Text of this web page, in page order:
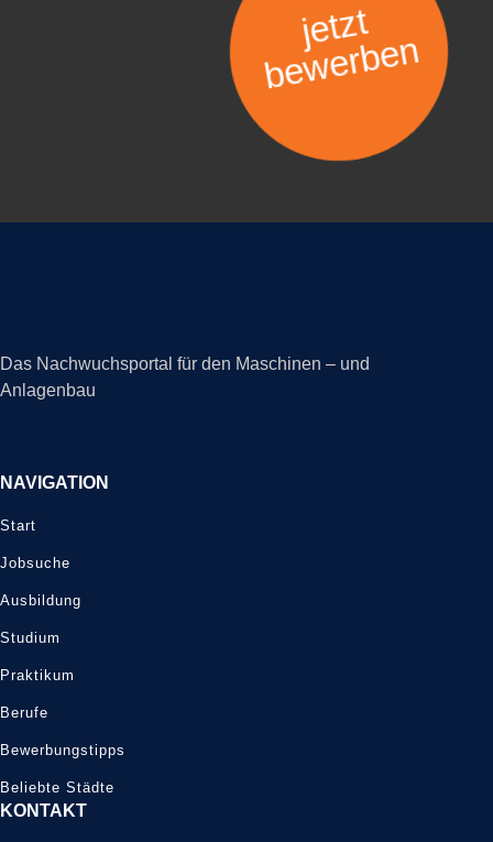
jetzt
bewerben
Das Nachwuchsportal für den Maschinen – und
Anlagenbau
NAVIGATION
Start
Jobsuche
Ausbildung
Studium
Praktikum
Berufe
Bewerbungstipps
Beliebte Städte
KONTAKT